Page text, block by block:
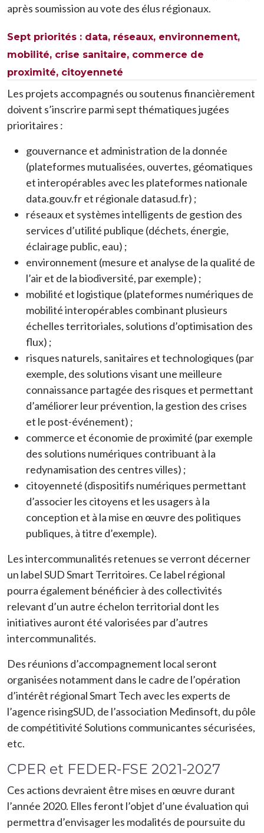
après soumission au vote des élus régionaux.
Sept priorités : data, réseaux, environnement,
mobilité, crise sanitaire, commerce de
proximité, citoyenneté
Les projets accompagnés ou soutenus financièrement
doivent s’inscrire parmi sept thématiques jugées
prioritaires :
gouvernance et administration de la donnée
(plateformes mutualisées, ouvertes, géomatiques
et interopérables avec les plateformes nationale
data.gouv.fr et régionale datasud.fr) ;
réseaux et systèmes intelligents de gestion des
services d’utilité publique (déchets, énergie,
éclairage public, eau) ;
environnement (mesure et analyse de la qualité de
l’air et de la biodiversité, par exemple) ;
mobilité et logistique (plateformes numériques de
mobilité interopérables combinant plusieurs
échelles territoriales, solutions d’optimisation des
flux) ;
risques naturels, sanitaires et technologiques (par
exemple, des solutions visant une meilleure
connaissance partagée des risques et permettant
d’améliorer leur prévention, la gestion des crises
et le post-événement) ;
commerce et économie de proximité (par exemple
des solutions numériques contribuant à la
redynamisation des centres villes) ;
citoyenneté (dispositifs numériques permettant
d’associer les citoyens et les usagers à la
conception et à la mise en œuvre des politiques
publiques, à titre d’exemple).
Les intercommunalités retenues se verront décerner
un label SUD Smart Territoires. Ce label régional
pourra également bénéficier à des collectivités
relevant d’un autre échelon territorial dont les
initiatives auront été valorisées par d’autres
intercommunalités.
Des réunions d’accompagnement local seront
organisées notamment dans le cadre de l’opération
d’intérêt régional Smart Tech avec les experts de
l’agence risingSUD, de l’association Medinsoft, du pôle
de compétitivité Solutions communicantes sécurisées,
etc.
CPER et FEDER-FSE 2021-2027
Ces actions devraient être mises en œuvre durant
l’année 2020. Elles feront l’objet d’une évaluation qui
permettra d’envisager les modalités de poursuite du